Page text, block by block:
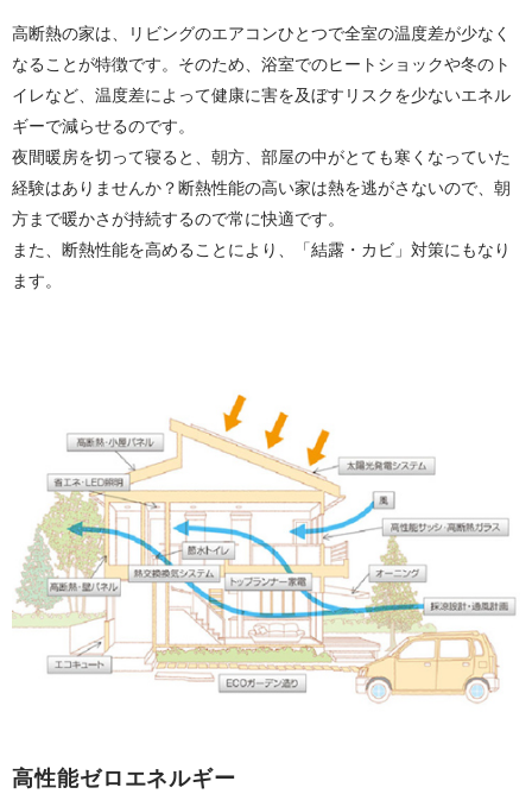
高断熱の家は、リビングのエアコンひとつで全室の温度差が少なく
なることが特徴です。そのため、浴室でのヒートショックや冬のト
イレなど、温度差によって健康に害を及ぼすリスクを少ないエネル
ギーで減らせるのです。
夜間暖房を切って寝ると、朝方、部屋の中がとても寒くなっていた
経験はありませんか？断熱性能の高い家は熱を逃がさないので、朝
方まで暖かさが持続するので常に快適です。
また、断熱性能を高めることにより、「結露・カビ」対策にもなり
ます。
高性能ゼロエネルギー